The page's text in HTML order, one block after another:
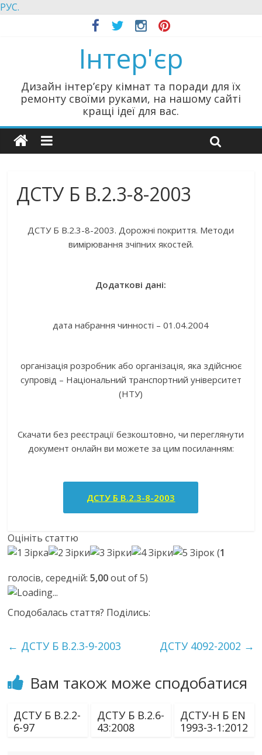
РУС.
Інтер'єр
Дизайн інтер’єру кімнат та поради для їх
ремонту своїми руками, на нашому сайті
кращі ідеї для вас.
ДСТУ Б В.2.3-8-2003
ДСТУ Б В.2.3-8-2003. Дорожні покриття. Методи
вимірювання зчіпних якостей.
Додаткові дані:
дата набрання чинності – 01.04.2004
організація розробник або організація, яка здійснює
супровід – Національний транспортний університет
(НТУ)
Скачати без реєстрації безкоштовно, чи переглянути
документ онлайн ви можете за цим посиланням:
ДСТУ Б В.2.3-8-2003
Оцініть статтю
(1
голосів, середній:5,00out of 5)
Loading...
Сподобалась стаття? Поділись:
← ДСТУ Б В.2.3-9-2003 ДСТУ 4092-2002 →
Вам також може сподобатися
ДСТУ Б В.2.2-
6-97
ДСТУ Б В.2.6-
43:2008
ДСТУ-Н Б EN
1993-3-1:2012